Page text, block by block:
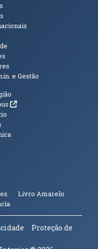
e Gestão
(abre em nova janela)
Livro Amarelo
(abre em nova janela)
Proteção de